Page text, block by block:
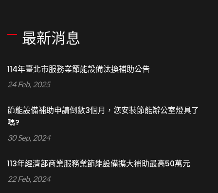
最新消息
114年臺北市服務業節能設備汰換補助公告
24 Feb, 2025
節能設備補助申請倒數3個月，您安裝節能辦公室燈具了
嗎?
30 Sep, 2024
113年經濟部商業服務業節能設備擴大補助最高50萬元
22 Feb, 2024